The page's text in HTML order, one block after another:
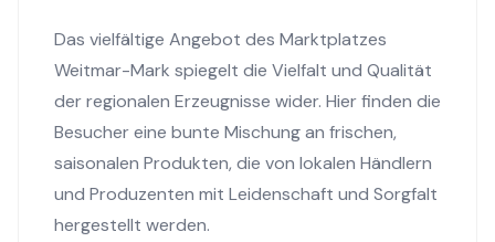
Das vielfältige Angebot des Marktplatzes
Weitmar-Mark spiegelt die Vielfalt und Qualität
der regionalen Erzeugnisse wider. Hier finden die
Besucher eine bunte Mischung an frischen,
saisonalen Produkten, die von lokalen Händlern
und Produzenten mit Leidenschaft und Sorgfalt
hergestellt werden.